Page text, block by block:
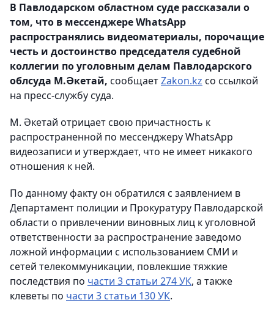
В Павлодарском областном суде рассказали о
том, что в мессенджере WhatsApp
распространялись видеоматериалы, порочащие
честь и достоинство председателя судебной
коллегии по уголовным делам Павлодарского
облсуда М.Әкетай, сообщаетZakon.kz со ссылкой
на пресс-службу суда.
М. Әкетай отрицает свою причастность к
распространенной по мессенджеру WhatsApp
видеозаписи и утверждает, что не имеет никакого
отношения к ней.
По данному факту он обратился с заявлением в
Департамент полиции и Прокуратуру Павлодарской
области о привлечении виновных лиц к уголовной
ответственности за распространение заведомо
ложной информации с использованием СМИ и
сетей телекоммуникации, повлекшие тяжкие
последствия по части 3 статьи 274 УК, а также
клеветы по части 3 статьи 130 УК.